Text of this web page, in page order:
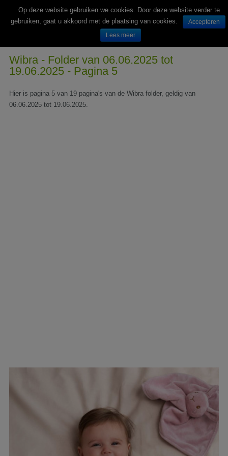
Wekelijks nieuwe folders van Nederlandse supermarkten en winkels
Wibra - Folder van 06.06.2025 tot
19.06.2025 - Pagina 5
Hier is pagina 5 van 19 pagina's van de Wibra folder, geldig van
06.06.2025 tot 19.06.2025.
Op deze website gebruiken we cookies. Door deze website verder te
gebruiken, gaat u akkoord met de plaatsing van cookies.
Accepteren
Lees meer